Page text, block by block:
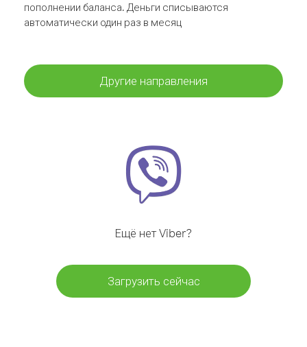
пополнении баланса. Деньги списываются
автоматически один раз в месяц
Другие направления
Ещё нет Viber?
Загрузить сейчас